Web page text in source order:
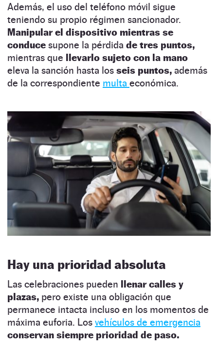
Además, el uso del teléfono móvil sigue
teniendo su propio régimen sancionador.
Manipular el dispositivo mientras se
conduce supone la pérdida de tres puntos,
mientras que llevarlo sujeto con la mano
eleva la sanción hasta los seis puntos, además
de la correspondiente multa económica.
Hay una prioridad absoluta
Las celebraciones pueden llenar calles y
plazas, pero existe una obligación que
permanece intacta incluso en los momentos de
máxima euforia. Los vehículos de emergencia
conservan siempre prioridad de paso.